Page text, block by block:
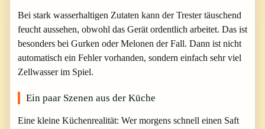
Bei stark wasserhaltigen Zutaten kann der Trester täuschend
feucht aussehen, obwohl das Gerät ordentlich arbeitet. Das ist
besonders bei Gurken oder Melonen der Fall. Dann ist nicht
automatisch ein Fehler vorhanden, sondern einfach sehr viel
Zellwasser im Spiel.
Ein paar Szenen aus der Küche
Eine kleine Küchenrealität: Wer morgens schnell einen Saft